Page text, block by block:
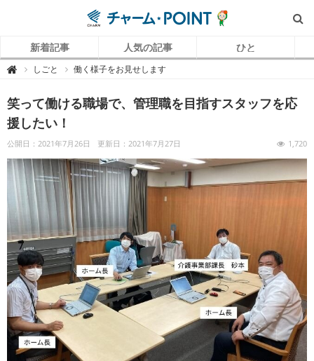
新着記事 人気の記事 ひと
 チ
P
O
I
N
（
ャ
ー
ム
イ
ン
ト
）
｜
介
護
で
働
く
リ
ア
ル
を
伝
え
る
情
報
メ
しごと 働く様子をお見せします
笑って働ける職場で、管理職を目指すスタッフを応
援したい！
公開日：2021年7月26日 更新日：2021年7月27日 1,720